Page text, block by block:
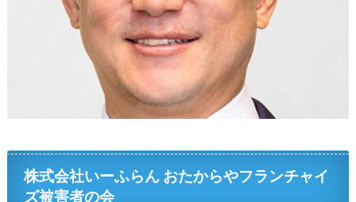
株式会社いーふらん おたからやフランチャイ
ズ被害者の会